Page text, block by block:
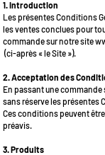
1. Introduction
Les présentes Conditions
les ventes conclues pour
commande sur notre site
(ci-après « le Site »).
2. Acceptation des
En passant une commande
sans réserve les présentes
Ces conditions peuvent
préavis.
3. Produits